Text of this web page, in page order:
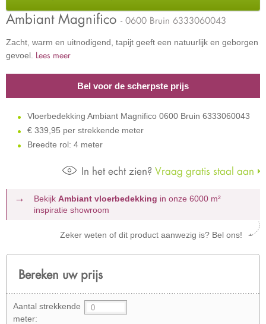
Ambiant Magnifico - 0600 Bruin 6333060043
Zacht, warm en uitnodigend, tapijt geeft een natuurlijk en geborgen
gevoel. Lees meer
Bel voor de scherpste prijs
Vloerbedekking Ambiant Magnifico 0600 Bruin 6333060043
€ 339,95 per strekkende meter
Breedte rol: 4 meter
In het echt zien? Vraag gratis staal aan
Bekijk Ambiant vloerbedekking in onze 6000 m²
inspiratie showroom
Zeker weten of dit product aanwezig is? Bel ons!
Bereken uw prijs
Aantal strekkende
meter: